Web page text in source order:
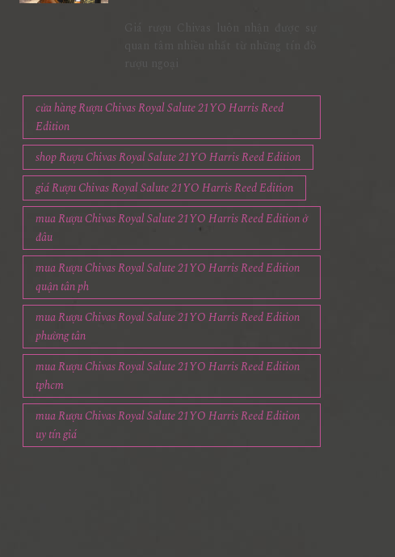
cửa hàng Rượu Chivas Royal Salute 21YO Harris Reed
Edition
shop Rượu Chivas Royal Salute 21YO Harris Reed Edition
giá Rượu Chivas Royal Salute 21YO Harris Reed Edition
mua Rượu Chivas Royal Salute 21YO Harris Reed Edition ở
đâu
mua Rượu Chivas Royal Salute 21YO Harris Reed Edition
quận tân ph
mua Rượu Chivas Royal Salute 21YO Harris Reed Edition
phường tân
mua Rượu Chivas Royal Salute 21YO Harris Reed Edition
tphcm
mua Rượu Chivas Royal Salute 21YO Harris Reed Edition
uy tín giá